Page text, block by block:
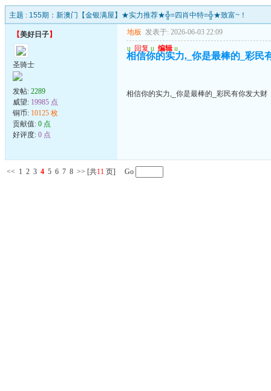
主题 : 155期：新澳门【金银满屋】★实力推荐★╬=四肖中特=╬★致富~！
【美好日子】
圣骑士
发帖: 2289
威望: 19985 点
铜币: 10125 枚
贡献值: 0 点
好评度: 0 点
地板 发表于: 2026-06-03 22:09
u 回复 u 编辑 u
相信你的实力,_你是最棒的_彩民
相信你的实力,_你是最棒的_彩民有你发大财
<< 1 2 3 4 5 6 7 8 >> [共11 页] Go